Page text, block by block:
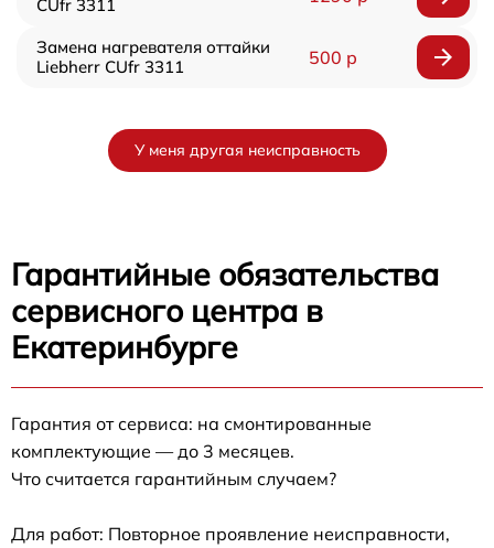
CUfr 3311
Замена нагревателя оттайки
Liebherr CUfr 3311
500 р
У меня другая неисправность
Гарантийные обязательства
сервисного центра в
Екатеринбурге
Гарантия от сервиса: на смонтированные
комплектующие — до 3 месяцев.
Что считается гарантийным случаем?
Для работ: Повторное проявление неисправности,